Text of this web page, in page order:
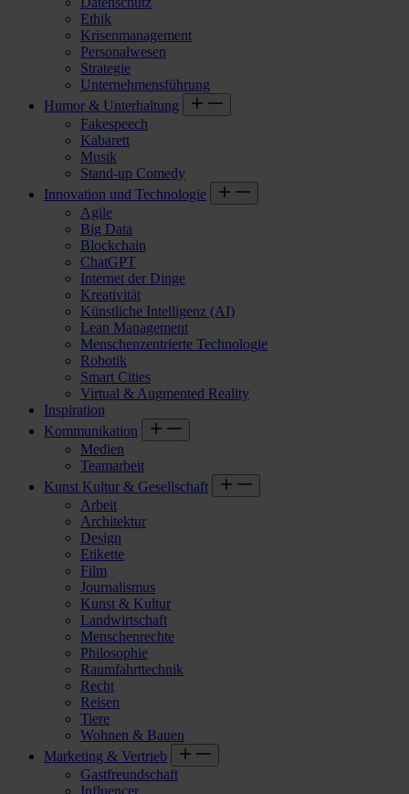
Ethik
Krisenmanagement
Personalwesen
Strategie
Unternehmensführung
Humor & Unterhaltung
Fakespeech
Kabarett
Musik
Stand-up Comedy
Innovation und Technologie
Agile
Big Data
Blockchain
ChatGPT
Internet der Dinge
Kreativität
Künstliche Intelligenz (AI)
Lean Management
Menschenzentrierte Technologie
Robotik
Smart Cities
Virtual & Augmented Reality
Inspiration
Kommunikation
Medien
Teamarbeit
Kunst Kultur & Gesellschaft
Arbeit
Architektur
Design
Etikette
Film
Journalismus
Kunst & Kultur
Landwirtschaft
Menschenrechte
Philosophie
Raumfahrttechnik
Recht
Reisen
Tiere
Wohnen & Bauen
Marketing & Vertrieb
Gastfreundschaft
Influencer